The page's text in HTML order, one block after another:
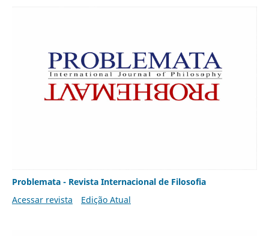
Problemata - Revista Internacional de Filosofia
Acessar revista
Edição Atual